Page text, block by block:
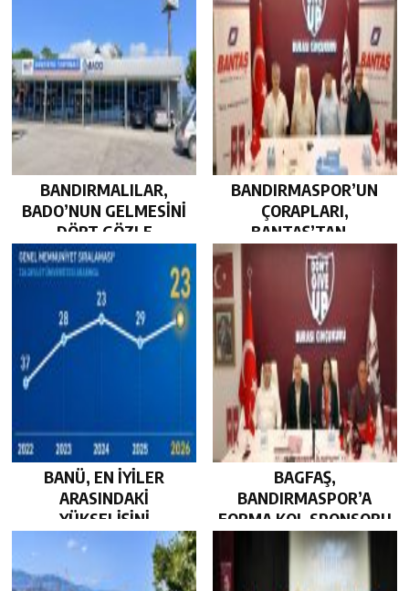
BANDIRMALILAR,
BADO’NUN GELMESİNİ
DÖRT GÖZLE
BEKLİYOR…
BANDIRMASPOR’UN
ÇORAPLARI,
BANTAŞ’TAN…
BANÜ, EN İYİLER
ARASINDAKİ
YÜKSELİŞİNİ
SÜRDÜRDÜ…
BAGFAŞ,
BANDIRMASPOR’A
FORMA KOL SPONSORU
OLARAK KUCAK AÇTI…